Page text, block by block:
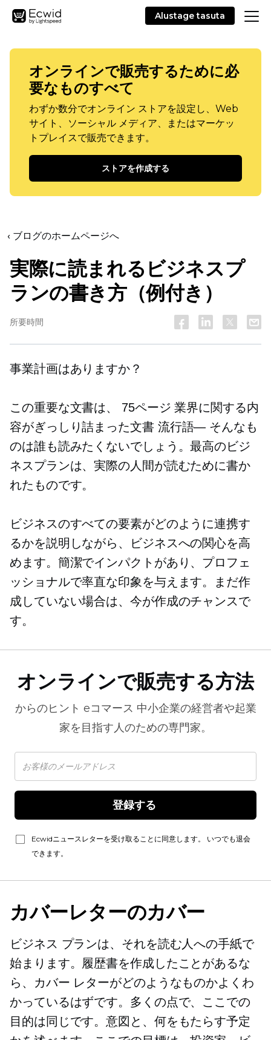
Alustage tasuta
オンラインで販売するために必
要なものすべて
わずか数分でオンライン ストアを設定し、Web
サイト、ソーシャル メディア、またはマーケッ
トプレイスで販売できます。
ストアを作成する
‹ ブログのホームページへ
実際に読まれるビジネスプ
ランの書き方（例付き）
所要時間
事業計画はありますか？
この重要な文書は、 75ページ 業界に関する内
容がぎっしり詰まった文書 流行語— そんなも
のは誰も読みたくないでしょう。最高のビジ
ネスプランは、実際の人間が読むために書か
れたものです。
ビジネスのすべての要素がどのように連携す
るかを説明しながら、ビジネスへの関心を高
めます。簡潔でインパクトがあり、プロフェ
ッショナルで率直な印象を与えます。まだ作
成していない場合は、今が作成のチャンスで
す。
オンラインで販売する方法
からのヒント eコマース 中小企業の経営者や起業
家を目指す人のための専門家。
Ecwidニュースレターを受け取ることに同意します。 いつでも退会
できます。
カバーレターのカバー
ビジネス プランは、それを読む人への手紙で
始まります。履歴書を作成したことがあるな
ら、カバー レターがどのようなものかよくわ
かっているはずです。多くの点で、ここでの
目的は同じです。意図と、何をもたらす予定